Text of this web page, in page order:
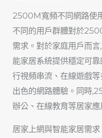
2500M寬頻不同網路使
不同的用戶群體對於
需求。對於家庭用戶而
能家居系統提供穩定可
行視頻串流、在線遊戲
出色的網路體驗。同時
辦公、在線教育等居家應
居家上網與智能家居需求